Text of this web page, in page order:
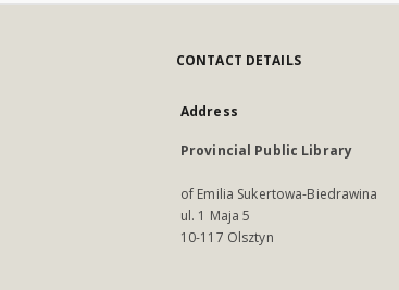
CONTACT DETAILS
Address
Provincial Public Library
of Emilia Sukertowa-Biedrawina
ul. 1 Maja 5
10-117 Olsztyn